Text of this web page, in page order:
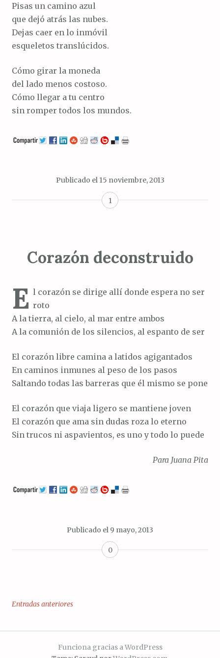
Pisas un camino azul
que dejó atrás las nubes.
Dejas caer en lo inmóvil
esqueletos translúcidos.
Cómo girar la moneda
del lado menos costoso.
Cómo llegar a tu centro
sin romper todos los mundos.
Publicado el 15 noviembre, 2013
1
Corazón deconstruido
E l corazón se dirige allí donde espera no ser
roto
A la tierra, al cielo, al mar entre ambos
A la comunión de los silencios, al espanto de ser
El corazón libre camina a latidos agigantados
En caminos inmunes al peso de los pasos
Saltando todas las barreras que él mismo se pone
El corazón que viaja ligero se mantiene joven
El corazón que ama sin dudas roza lo eterno
Sin trucos ni aspavientos, es uno y todo lo puede
Para Juana Pita
Publicado el 9 mayo, 2013
0
Navegación
de
entradas
Entradas anteriores
Funciona gracias a WordPress